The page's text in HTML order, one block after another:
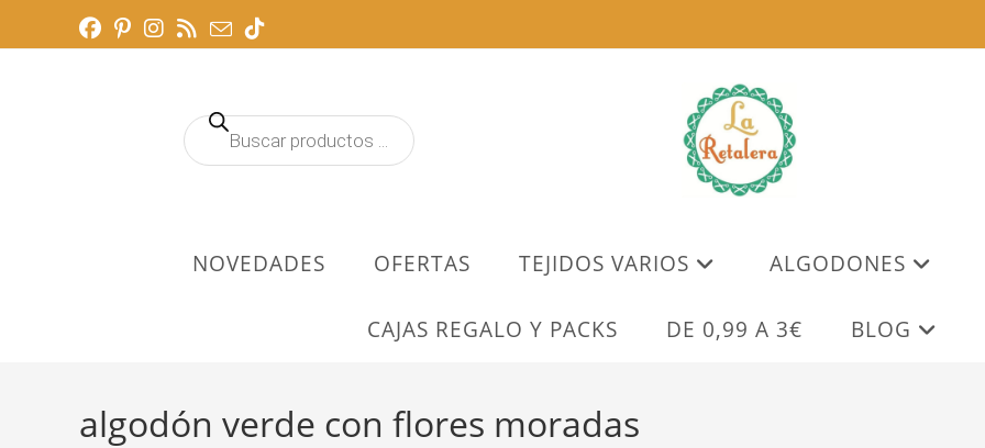
Búsqueda
de
NOVEDADES OFERTAS TEJIDOS VARIOS ALGODONES
CAJAS REGALO Y PACKS DE 0,99 A 3€ BLOG
algodón verde con flores moradas